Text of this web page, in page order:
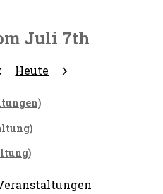
Juli 7th
Zurück
Heute Weiter